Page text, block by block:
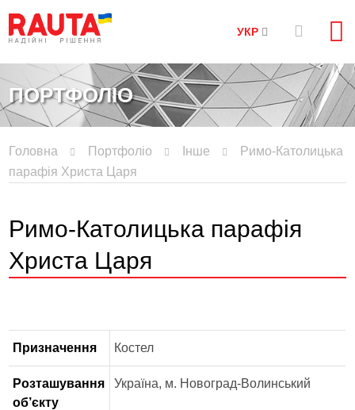
УКР
ПОРТФОЛІО
Головна Портфоліо Інше
Римо-Католицька
парафія Христа Царя
Римо-Католицька парафія
Христа Царя
Призначення Костел
Розташування
об’єкту
Україна, м. Новоград-Волинський